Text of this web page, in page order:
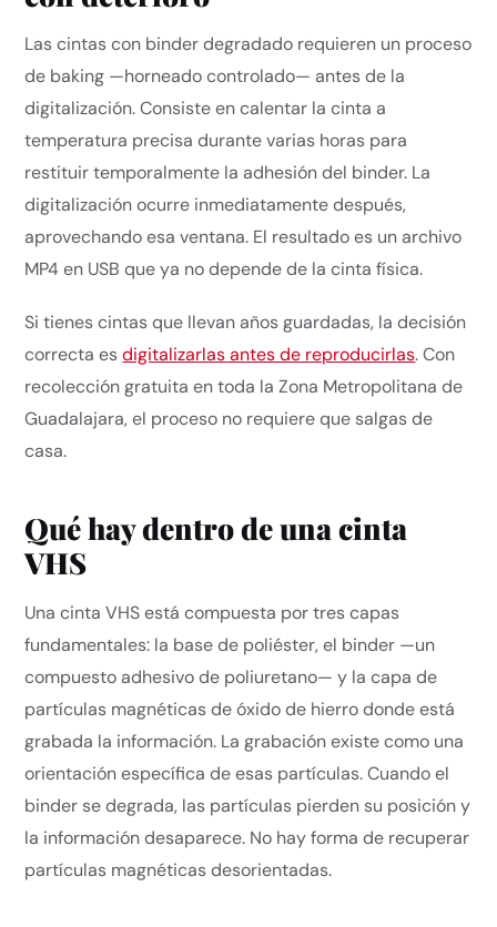
Las cintas con binder degradado requieren un proceso
de baking —horneado controlado— antes de la
digitalización. Consiste en calentar la cinta a
temperatura precisa durante varias horas para
restituir temporalmente la adhesión del binder. La
digitalización ocurre inmediatamente después,
aprovechando esa ventana. El resultado es un archivo
MP4 en USB que ya no depende de la cinta física.
Si tienes cintas que llevan años guardadas, la decisión
correcta esdigitalizarlas antes de reproducirlas. Con
recolección gratuita en toda la Zona Metropolitana de
Guadalajara, el proceso no requiere que salgas de
casa.
Qué hay dentro de una cinta
VHS
Una cinta VHS está compuesta por tres capas
fundamentales: la base de poliéster, el binder —un
compuesto adhesivo de poliuretano— y la capa de
partículas magnéticas de óxido de hierro donde está
grabada la información. La grabación existe como una
orientación específica de esas partículas. Cuando el
binder se degrada, las partículas pierden su posición y
la información desaparece. No hay forma de recuperar
partículas magnéticas desorientadas.